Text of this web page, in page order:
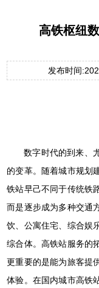
高铁枢纽
发布时间
数字时代的到来、
的变革。随着城市规划
铁站早己不同于传统铁
而是逐步成为多种交通
饮、公寓住宅、综合娱
综合体。高铁站服务的
更重要的是能为旅客提
体验。在国内城市高铁